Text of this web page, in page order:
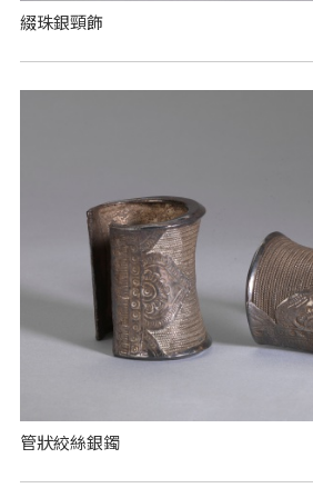
綴珠銀頸飾
管狀絞絲銀鐲